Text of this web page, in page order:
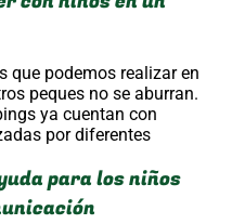
que podemos realizar en
peques no se aburran.
ya cuentan con
por diferentes
para los niños